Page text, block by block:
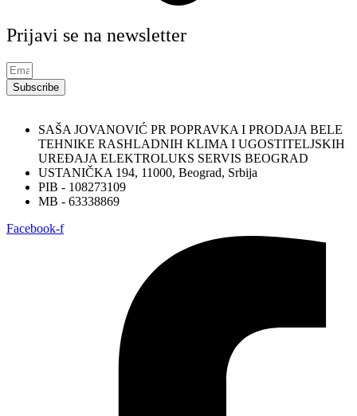
Prijavi se na newsletter
Subscribe
SAŠA JOVANOVIĆ PR POPRAVKA I PRODAJA BELE
TEHNIKE RASHLADNIH KLIMA I UGOSTITELJSKIH
UREĐAJA ELEKTROLUKS SERVIS BEOGRAD
USTANIČKA 194, 11000, Beograd, Srbija
PIB - 108273109
MB - 63338869
Facebook-f